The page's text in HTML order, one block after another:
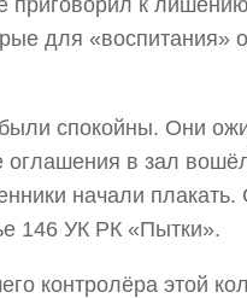
для «воспитания»
спокойны. Они
оглашения в зал
начали плакать.
146 УК РК «Пытки».
контролёра этой